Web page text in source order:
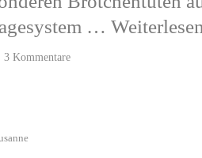
…
3 Kommentare